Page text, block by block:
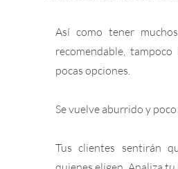
Así como tener
recomendable,
pocas opciones.
Se vuelve aburrido y
Tus clientes sentirán